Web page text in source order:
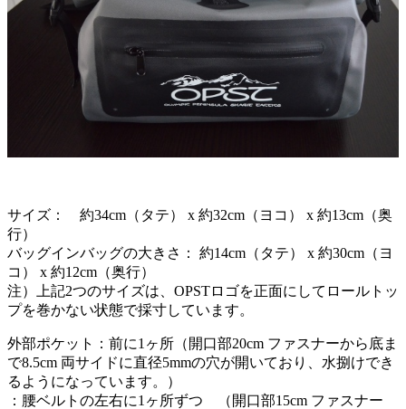
サイズ： 約34cm（タテ） x 約32cm（ヨコ） x 約13cm（奥
行）
バッグインバッグの大きさ： 約14cm（タテ） x 約30cm（ヨ
コ） x 約12cm（奥行）
注）上記2つのサイズは、OPSTロゴを正面にしてロールトッ
プを巻かない状態で採寸しています。
外部ポケット：前に1ヶ所（開口部20cm ファスナーから底ま
で8.5cm 両サイドに直径5mmの穴が開いており、水捌けでき
るようになっています。）
：腰ベルトの左右に1ヶ所ずつ （開口部15cm ファスナー